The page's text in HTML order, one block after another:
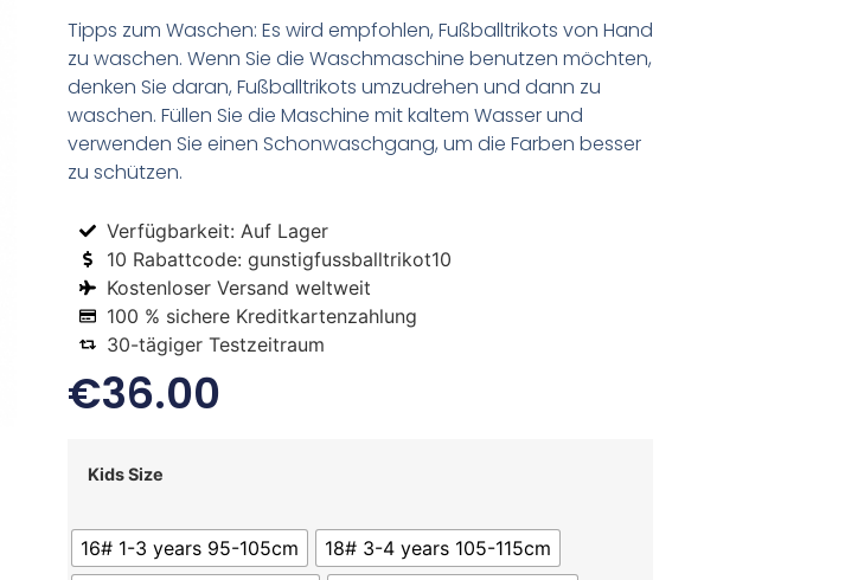
Tipps zum Waschen: Es wird empfohlen, Fußballtrikots von Hand
zu waschen. Wenn Sie die Waschmaschine benutzen möchten,
denken Sie daran, Fußballtrikots umzudrehen und dann zu
waschen. Füllen Sie die Maschine mit kaltem Wasser und
verwenden Sie einen Schonwaschgang, um die Farben besser
zu schützen.
Verfügbarkeit: Auf Lager
10 Rabattcode: gunstigfussballtrikot10
Kostenloser Versand weltweit
100 % sichere Kreditkartenzahlung
30-tägiger Testzeitraum
€36.00
Kids Size
16# 1-3 years 95-105cm
18# 3-4 years 105-115cm